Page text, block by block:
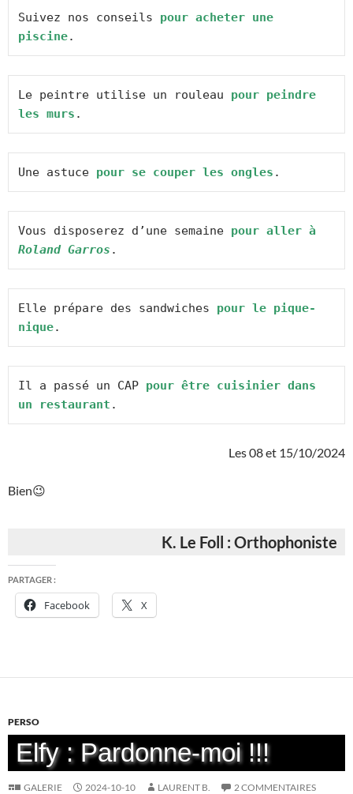
Suivez nos conseils pour acheter une
piscine.
Le peintre utilise un rouleau pour peindre
les murs .
Une astuce pour se couper les ongles .
Vous disposerez dʼune semaine
Roland Garros .
Elle prépare des sandwiches pour le pique-
nique.
Il a passé un CAP pour être cuisinier dans
un restaurant .
Les 08 et 15/10/2024
Bien😉
K. Le Foll : Orthophoniste
PARTAGER :
Facebook X
PERSO
Elfy : Pardonne-moi !!!
GALERIE 2024-10-10 LAURENT B. 2 COMMENTAIRES